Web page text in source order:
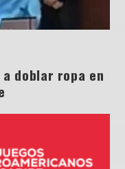
doblar ropa en